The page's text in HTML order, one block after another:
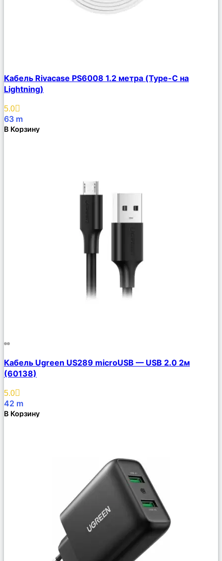
Описание
Избранное
Кабель Rivacase PS6008 1.2 метра (Type-C на
Lightning)
5.0
63 m
В Корзину
Описание
Избранное
Кабель Ugreen US289 microUSB — USB 2.0 2м
(60138)
5.0
42 m
В Корзину